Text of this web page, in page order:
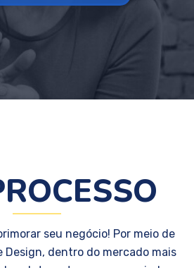
seu negócio! Por meio de
Design, dentro do mercado mais